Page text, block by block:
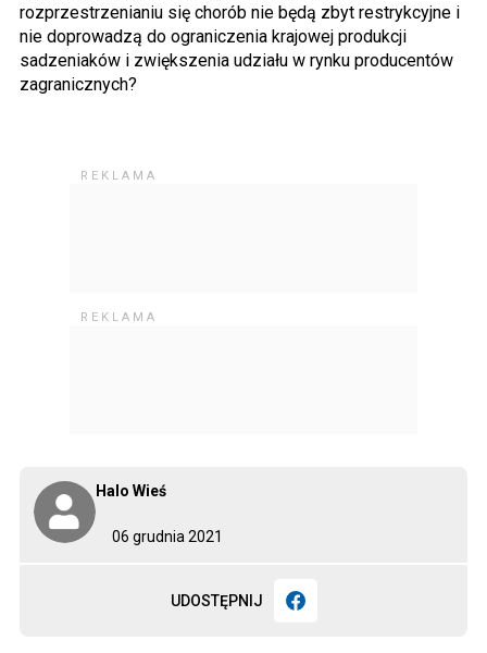
06 grudnia 2021
Halo Wieś
UDOSTĘPNIJ
rozprzestrzenianiu się chorób nie będą zbyt restrykcyjne i
nie doprowadzą do ograniczenia krajowej produkcji
sadzeniaków i zwiększenia udziału w rynku producentów
zagranicznych?